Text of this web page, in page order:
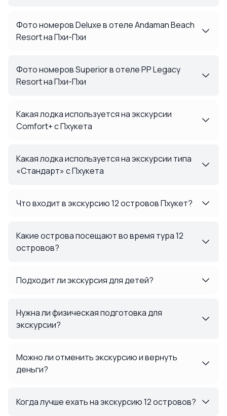
Фото номеров Deluxe в отеле Andaman Beach
Resort на Пхи-Пхи
Фото номеров Superior в отеле PP Legacy
Resort на Пхи-Пхи
Какая лодка используется на экскурсии
Comfort+ с Пхукета
Какая лодка используется на экскурсии типа
«Стандарт» с Пхукета
Что входит в экскурсию 12 островов Пхукет?
Какие острова посещают во время тура 12
островов?
Подходит ли экскурсия для детей?
Нужна ли физическая подготовка для
экскурсии?
Можно ли отменить экскурсию и вернуть
деньги?
Когда лучше ехать на экскурсию 12 островов?